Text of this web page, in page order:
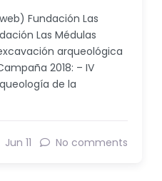
Fundación Las
Las Médulas
arqueológica
2018: – IV
de la
Jun 11 No comments